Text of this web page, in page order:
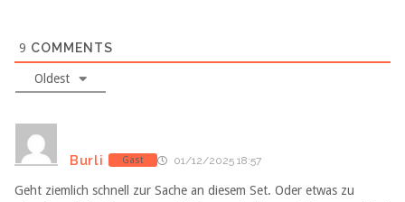
9 COMMENTS
Oldest
Burli Gast 01/12/2025 18:57
Geht ziemlich schnell zur Sache an diesem Set. Oder etwas zu